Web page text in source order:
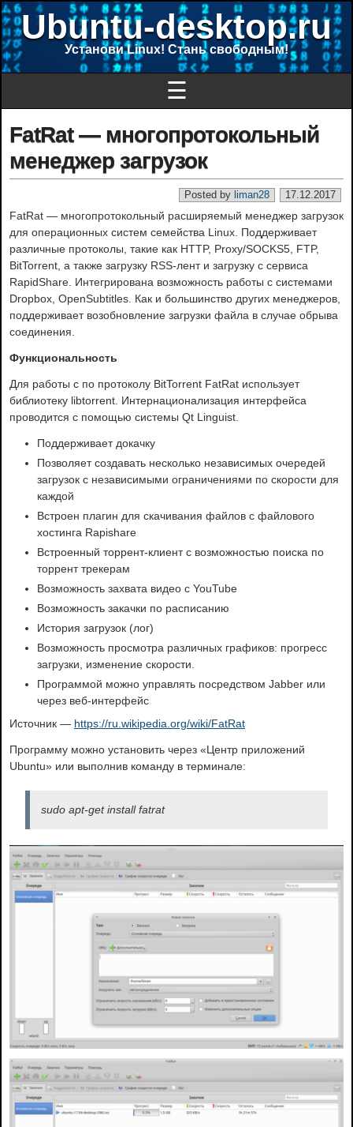
Ubuntu-desktop.ru
Установи Linux! Стань свободным!
☰
FatRat — многопротокольный
менеджер загрузок
17.12.2017
Posted by liman28
FatRat — многопротокольный расширяемый менеджер загрузок
для операционных систем семейства Linux. Поддерживает
различные протоколы, такие как HTTP, Proxy/SOCKS5, FTP,
BitTorrent, а также загрузку RSS-лент и загрузку с сервиса
RapidShare. Интегрирована возможность работы с системами
Dropbox, OpenSubtitles. Как и большинство других менеджеров,
поддерживает возобновление загрузки файла в случае обрыва
соединения.
Функциональность
Для работы с по протоколу BitTorrent FatRat использует
библиотеку libtorrent. Интернационализация интерфейса
проводится с помощью системы Qt Linguist.
Поддерживает докачку
Позволяет создавать несколько независимых очередей
загрузок с независимыми ограничениями по скорости для
каждой
Встроен плагин для скачивания файлов с файлового
хостинга Rapishare
Встроенный торрент-клиент с возможностью поиска по
торрент трекерам
Возможность захвата видео с YouTube
Возможность закачки по расписанию
История загрузок (лог)
Возможность просмотра различных графиков: прогресс
загрузки, изменение скорости.
Программой можно управлять посредством Jabber или
через веб-интерфейс
Источник — https://ru.wikipedia.org/wiki/FatRat
Программу можно установить через «Центр приложений
Ubuntu» или выполнив команду в терминале:
sudo apt-get install fatrat